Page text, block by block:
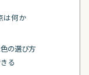
は何か
の選び方
る